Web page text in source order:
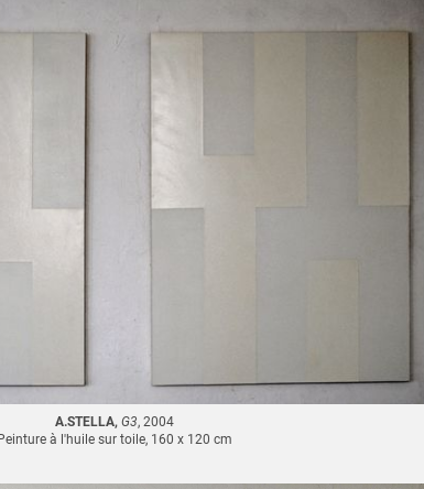
A.STELLA, G3, 2004
Peinture à l'huile sur toile, 160 x 120 cm